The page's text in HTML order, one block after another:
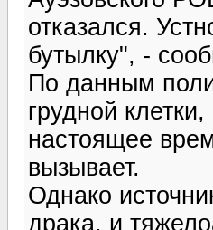
отказался.
бутылку", -
По данным
грудной
настоящее
вызывает.
Однако
драка, и